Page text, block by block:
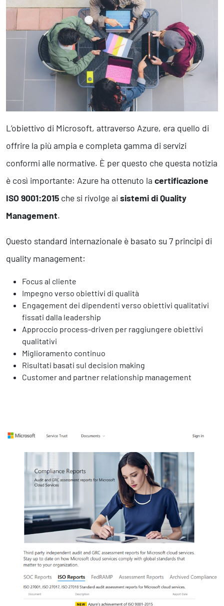
Finanza Strategica
231 Gestione Rischi
Future
Innovazione
Collaborative Design
Social Impacts
Europe
Digital
Modern Infrastructure
Remote Working & Video e Audio Conferencing
Sicurezza & Conformità
Sviluppo App
Operation
Smart Working
Efficientamento Aziendale
Project Management
Finanza & Gestione Economica
Risk Management
Sistemi di Gestione
Cyber Security
L’obiettivo di Microsoft, attraverso Azure, era quello di
offrire la più ampia e completa gamma di servizi
conformi alle normative. È per questo che questa notizia
è così importante: Azure ha ottenuto la certificazione
ISO 9001:2015 che si rivolge ai sistemi di Quality
Management.
Questo standard internazionale è basato su 7 principi di
quality management:
Focus al cliente
Impegno verso obiettivi di qualità
Engagement dei dipendenti verso obiettivi qualitativi
fissati dalla leadership
Approccio process-driven per raggiungere obiettivi
qualitativi
Miglioramento continuo
Risultati basati sul decision making
Customer and partner relationship management